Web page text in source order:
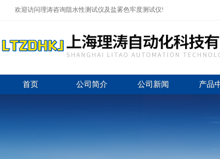
欢迎访问理涛咨询阻水性测试仪及盐雾色牢度测试仪!
首页 公司简介 公司新闻 产品